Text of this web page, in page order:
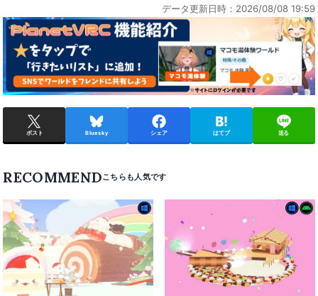
データ更新日時：2026/08/08 19:59
ポスト Bluesky シェア はてブ 送る
RECOMMEND